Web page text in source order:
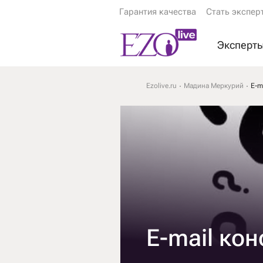
Гарантия качества Стать
Гадалки
Тарологи
Психологи
Ezolive.ru Мадина Меркурий E-
E-mail